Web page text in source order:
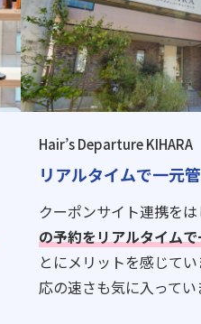
Hair’s Departure KIHARA
リアルタイムで一元
クーポンサイト連携をは
の予約をリアルタイム
とにメリットを感じて
応の速さも気に入ってい